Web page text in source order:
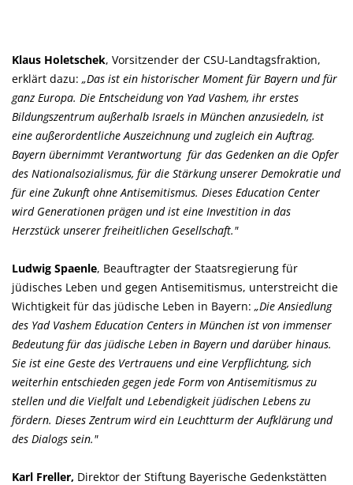
Klaus Holetschek, Vorsitzender der CSU-Landtagsfraktion,
erklärt dazu: Das ist ein historischer Moment für Bayern und für
ganz Europa. Die Entscheidung von Yad Vashem, ihr erstes
Bildungszentrum außerhalb Israels in München anzusiedeln, ist
eine außerordentliche Auszeichnung und zugleich ein Auftrag.
Bayern übernimmt Verantwortung für das Gedenken an die Opfer
des Nationalsozialismus, für die Stärkung unserer Demokratie und
für eine Zukunft ohne Antisemitismus. Dieses Education Center
wird Generationen prägen und ist eine Investition in das
Herzstück unserer freiheitlichen Gesellschaft."
Ludwig Spaenle, Beauftragter der Staatsregierung für
jüdisches Leben und gegen Antisemitismus, unterstreicht die
Wichtigkeit für das jüdische Leben in Bayern: Die Ansiedlung
des Yad Vashem Education Centers in München ist von immenser
Bedeutung für das jüdische Leben in Bayern und darüber hinaus.
Sie ist eine Geste des Vertrauens und eine Verpflichtung, sich
weiterhin entschieden gegen jede Form von Antisemitismus zu
stellen und die Vielfalt und Lebendigkeit jüdischen Lebens zu
fördern. Dieses Zentrum wird ein Leuchtturm der Aufklärung und
des Dialogs sein."
Karl Freller, Direktor der Stiftung Bayerische Gedenkstätten